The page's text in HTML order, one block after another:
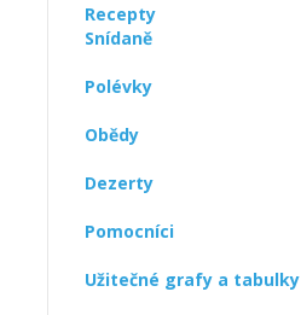
Recepty
Snídaně
Polévky
Obědy
Dezerty
Pomocníci
Užitečné grafy a tabulky